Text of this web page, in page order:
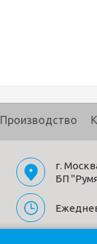
Производство
г.
БП